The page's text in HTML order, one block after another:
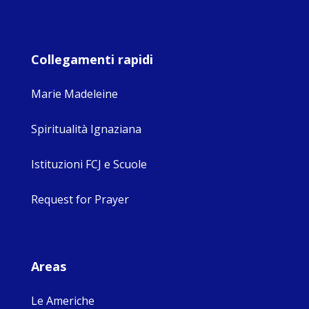
Collegamenti rapidi
Marie Madeleine
Spiritualità Ignaziana
Istituzioni FCJ e Scuole
Request for Prayer
Areas
Le Americhe